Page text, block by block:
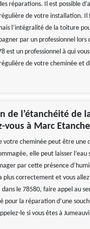
réparations. Il est possible
de votre installation.
l’intégralité de la toiture
par un professionnel
est un professionnel à qui
de votre cheminée et
de l’étanchéité de
vous à Marc
votre cheminée peut être une
elle peut laisser
par cette présence
plus correctement et vous
dans le 78580, faire appel au
pour la réparation d’une
le si vous êtes à